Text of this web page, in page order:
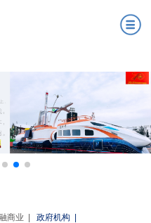
商业 | 政府机构 |